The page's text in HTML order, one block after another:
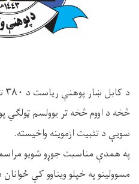
څخه د اووم څخه تر یوولسم ټولګي
سویې د تثبیت ازموینه واخیسته.
په همدې مناسبت جوړو شویو
مسوولینو په خپلو ویناوو کې